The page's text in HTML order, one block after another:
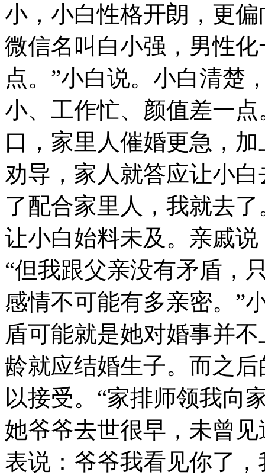
小，小白性格开朗，更
微信名叫白小强，男性
点。”小白说。小白清楚
小、工作忙、颜值差一
口，家里人催婚更急，
劝导，家人就答应让小
了配合家里人，我就去
让小白始料未及。亲戚
“但我跟父亲没有矛盾，
感情不可能有多亲密。”
盾可能就是她对婚事并
龄就应结婚生子。而之
以接受。“家排师领我向
她爷爷去世很早，未曾
表说：爷爷我看见你了